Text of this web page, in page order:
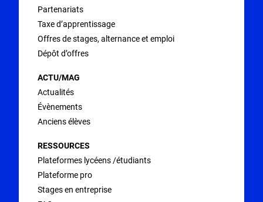
Partenariats
Taxe d’apprentissage
Offres de stages, alternance et emploi
Dépôt d’offres
ACTU/MAG
Actualités
Évènements
Anciens élèves
RESSOURCES
Plateformes lycéens /étudiants
Plateforme pro
Stages en entreprise